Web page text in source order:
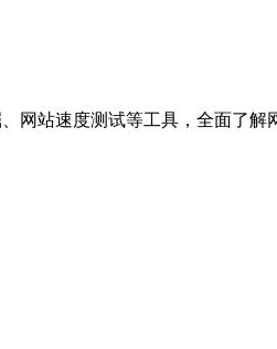
网站速度测试等工具，全面了解